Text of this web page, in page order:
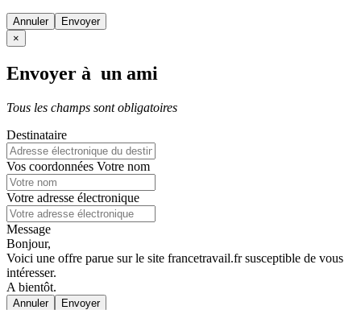
Annuler
×
Envoyer à un ami
Tous les champs sont obligatoires
Destinataire
Vos coordonnées Votre nom
Votre adresse électronique
Message
Bonjour,
Voici une offre parue sur le site francetravail.fr susceptible de vous
intéresser.
A bientôt.
Annuler